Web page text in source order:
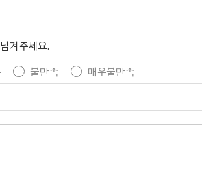
겨주세요.
불만족 매우불만족